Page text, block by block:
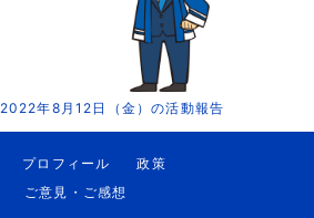
2022年8月12日（金）の活動報告
プロフィール
政策
ご意見・ご感想